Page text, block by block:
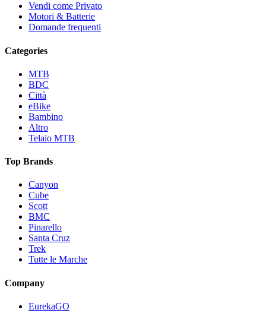
Vendi come Privato
Motori & Batterie
Domande frequenti
Categories
MTB
BDC
Città
eBike
Bambino
Altro
Telaio MTB
Top Brands
Canyon
Cube
Scott
BMC
Pinarello
Santa Cruz
Trek
Tutte le Marche
Company
EurekaGO